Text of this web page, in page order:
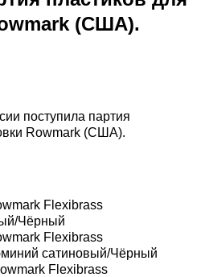
(США).
поступила партия
Rowmark (США).
Flexibrass
Чёрный
Flexibrass
сатиновый/Чёрный
Flexibrass